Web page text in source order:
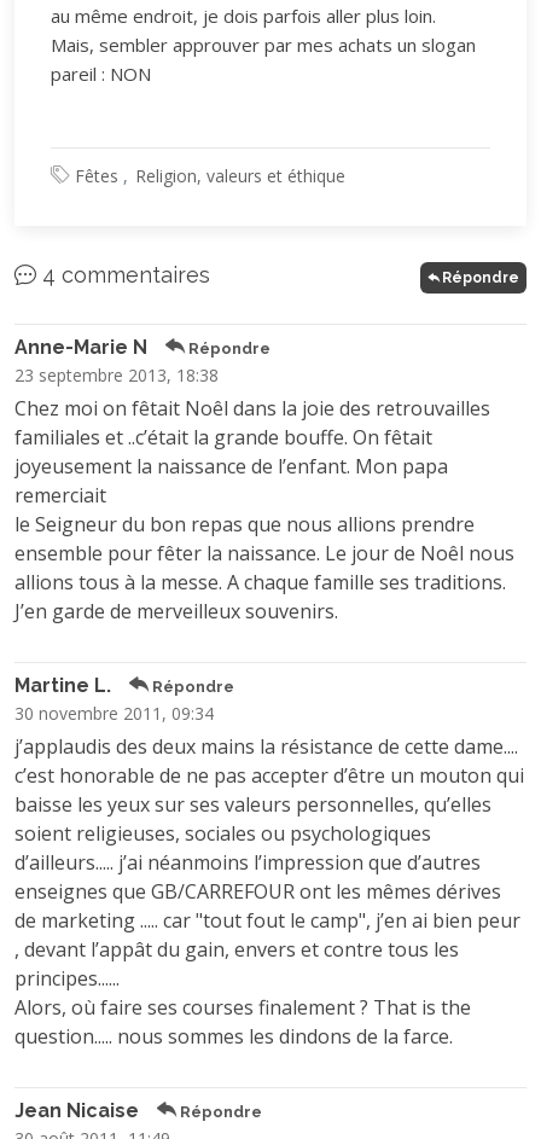
au même endroit, je dois parfois aller plus loin.
Mais, sembler approuver par mes achats un slogan
pareil : NON
Fêtes Religion, valeurs et éthique
4 commentaires Répondre
Anne-Marie N Répondre
23 septembre 2013, 18:38
Chez moi on fêtait Noêl dans la joie des retrouvailles
familiales et ..c’était la grande bouffe. On fêtait
joyeusement la naissance de l’enfant. Mon papa
remerciait
le Seigneur du bon repas que nous allions prendre
ensemble pour fêter la naissance. Le jour de Noêl nous
allions tous à la messe. A chaque famille ses traditions.
J’en garde de merveilleux souvenirs.
Martine L. Répondre
30 novembre 2011, 09:34
j’applaudis des deux mains la résistance de cette dame....
c’est honorable de ne pas accepter d’être un mouton qui
baisse les yeux sur ses valeurs personnelles, qu’elles
soient religieuses, sociales ou psychologiques
d’ailleurs..... j’ai néanmoins l’impression que d’autres
enseignes que GB/CARREFOUR ont les mêmes dérives
de marketing ..... car "tout fout le camp", j’en ai bien peur
, devant l’appât du gain, envers et contre tous les
principes......
Alors, où faire ses courses finalement ? That is the
question..... nous sommes les dindons de la farce.
Jean Nicaise Répondre